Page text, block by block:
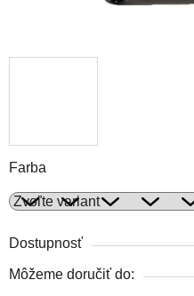
Farba
Dostupnosť
Môžeme doručiť do: